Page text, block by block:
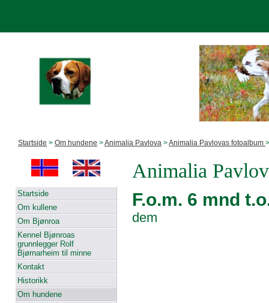
Startside > Om hundene >Animalia Pavlova >Animalia Pavlovas fotoalbum
Startside
Om kullene
Om Bjønroa
Kennel Bjønroas
grunnlegger Rolf
Bjørnarheim til minne
Kontakt
Historikk
Om hundene
Animalia
F.o.m. 6 mnd
dem